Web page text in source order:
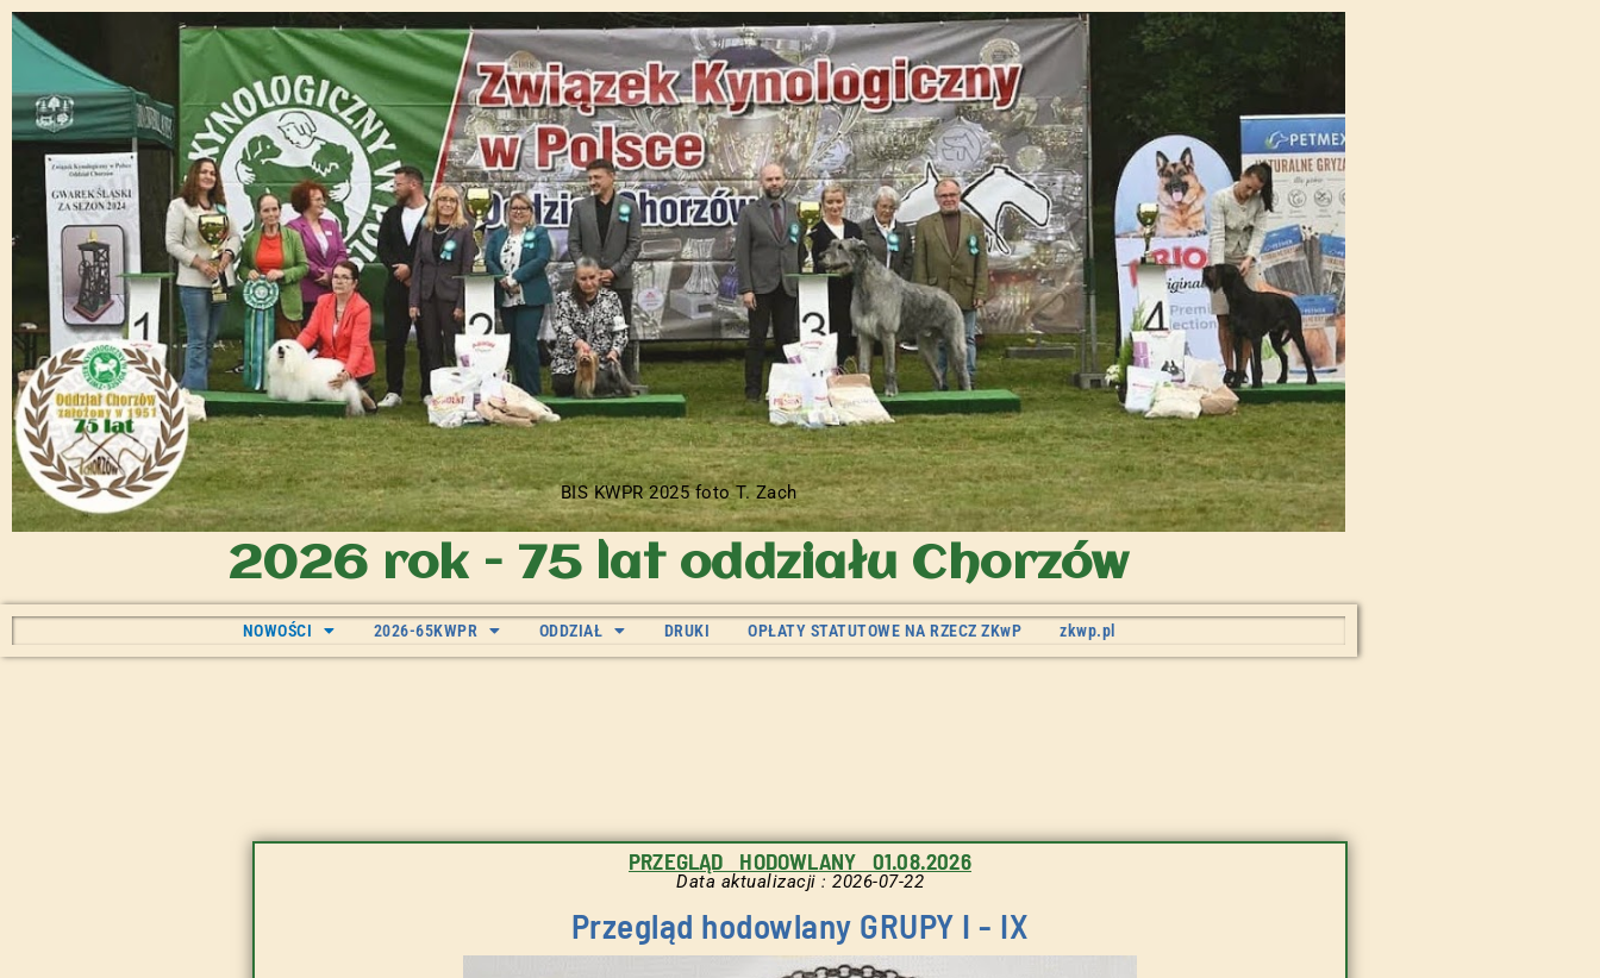
BIS KWPR 2025 foto T. Zach
2026 rok - 75 lat oddziału Chorzów
NOWOŚCI 2026-65KWPR ODDZIAŁ DRUKI OPŁATY STATUTOWE NA RZECZ ZKwP zkwp.pl
PRZEGLĄD HODOWLANY 01.08.2026
Data aktualizacji : 2026-07-22
Przegląd hodowlany GRUPY I - IX